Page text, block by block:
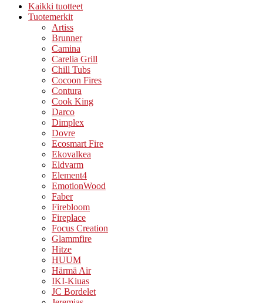
Kaikki tuotteet
Tuotemerkit
Artiss
Brunner
Camina
Carelia Grill
Chill Tubs
Cocoon Fires
Contura
Cook King
Darco
Dimplex
Dovre
Ecosmart Fire
Ekovalkea
Eldvarm
Element4
EmotionWood
Faber
Firebloom
Fireplace
Focus Creation
Glammfire
Hitze
HUUM
Härmä Air
IKI-Kiuas
JC Bordelet